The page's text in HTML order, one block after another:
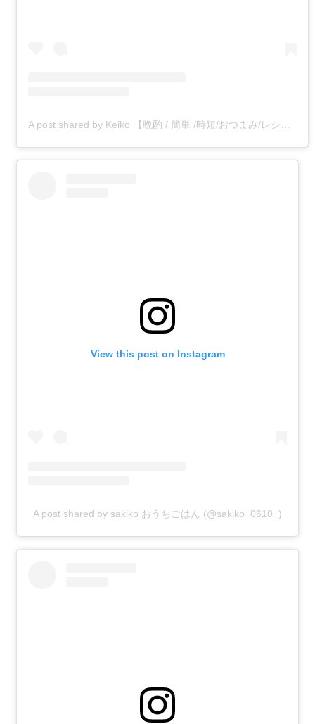
A post shared by Keiko 【晩酌 / 簡単 /時短/おつまみ/レシピ】 (@k_rose1027)
View this post on Instagram
A post shared by sakiko おうちごはん (@sakiko_0610_)